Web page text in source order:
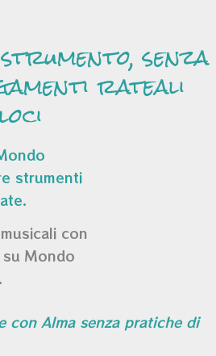
senza
rateali
con
Mondo
Alma senza pratiche di